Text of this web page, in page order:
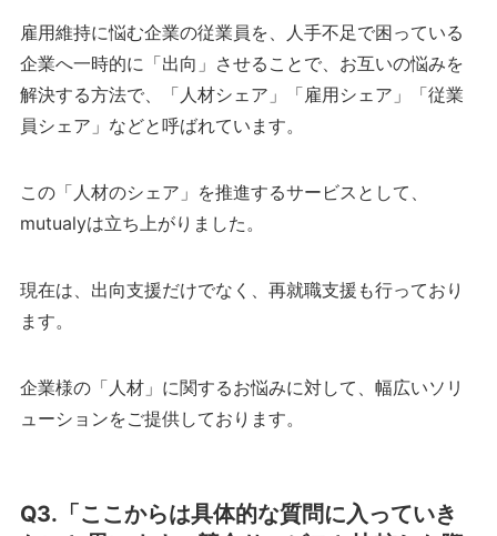
雇用維持に悩む企業の従業員を、人手不足で困っている
企業へ一時的に「出向」させることで、お互いの悩みを
解決する方法で、「人材シェア」「雇用シェア」「従業
員シェア」などと呼ばれています。
この「人材のシェア」を推進するサービスとして、
mutualyは立ち上がりました。
現在は、出向支援だけでなく、再就職支援も行っており
ます。
企業様の「人材」に関するお悩みに対して、幅広いソリ
ューションをご提供しております。
Q3.「ここからは具体的な質問に入っていき